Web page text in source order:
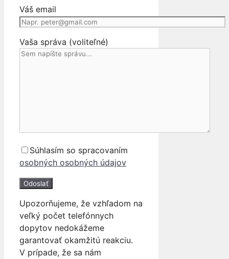
Váš email
Vaša správa (voliteľné)
Súhlasím so spracovaním
osobných osobných údajov
Upozorňujeme, že vzhľadom na
veľký počet telefónnych
dopytov nedokážeme
garantovať okamžitú reakciu.
V prípade, že sa nám